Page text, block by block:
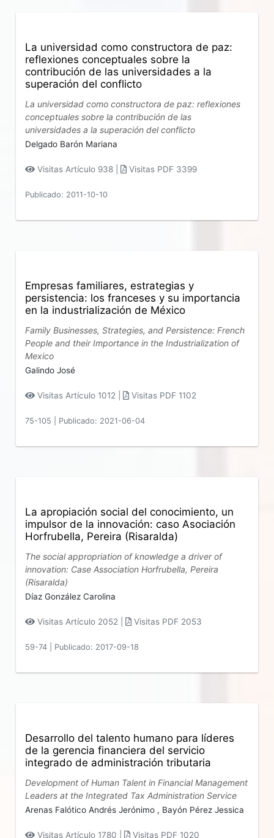
La universidad como constructora de paz:
reflexiones conceptuales sobre la
contribución de las universidades a la
superación del conflicto
La universidad como constructora de paz: reflexiones
conceptuales sobre la contribución de las
universidades a la superación del conflicto
Delgado Barón Mariana
Visitas Artículo 938 | Visitas PDF 3399
Publicado: 2011-10-10
Empresas familiares, estrategias y
persistencia: los franceses y su importancia
en la industrialización de México
Family Businesses, Strategies, and Persistence: French
People and their Importance in the Industrialization of
Mexico
Galindo José
Visitas Artículo 1012 | Visitas PDF 1102
75-105 Publicado: 2021-06-04
La apropiación social del conocimiento, un
impulsor de la innovación: caso Asociación
Horfrubella, Pereira (Risaralda)
The social appropriation of knowledge a driver of
innovation: Case Association Horfrubella, Pereira
(Risaralda)
Díaz González Carolina
Visitas Artículo 2052 | Visitas PDF 2053
59-74 Publicado: 2017-09-18
Desarrollo del talento humano para líderes
de la gerencia financiera del servicio
integrado de administración tributaria
Development of Human Talent in Financial Management
Leaders at the Integrated Tax Administration Service
Arenas Falótico Andrés Jerónimo , Bayón Pérez Jessica
Visitas Artículo 1780 | Visitas PDF 1020